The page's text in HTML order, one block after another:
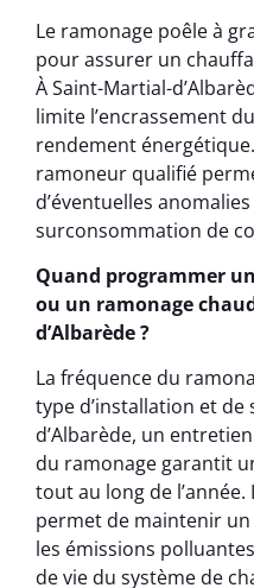
Le ramonage poêle à
pour assurer un
À Saint-Martial-
limite l’encrassement
rendement
ramoneur qualifié
d’éventuelles
surconsommation de
Quand programmer
ou un ramonage
d’Albarède ?
La fréquence du
type d’installation et de
d’Albarède, un
du ramonage garantit
tout au long de
permet de maintenir
les émissions
de vie du système de